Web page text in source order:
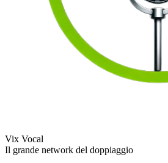
Vix Vocal
Il grande network del doppiaggio